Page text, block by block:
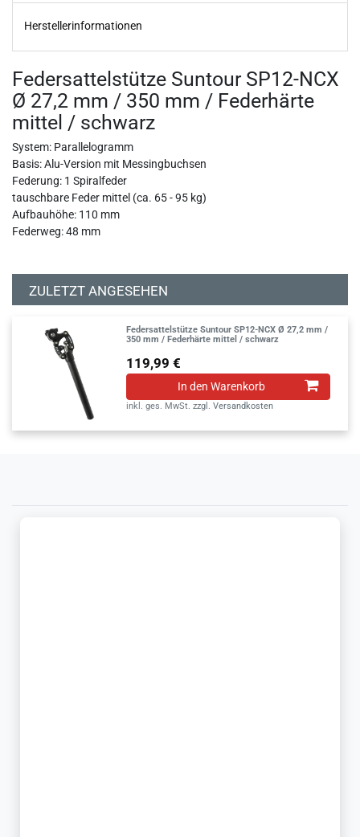
Herstellerinformationen
Federsattelstütze Suntour SP12-NCX
Ø 27,2 mm / 350 mm / Federhärte
mittel / schwarz
System: Parallelogramm
Basis: Alu-Version mit Messingbuchsen
Federung: 1 Spiralfeder
tauschbare Feder mittel (ca. 65 - 95 kg)
Aufbauhöhe: 110 mm
Federweg: 48 mm
ZULETZT ANGESEHEN
Federsattelstütze Suntour SP12-NCX Ø 27,2 mm /
350 mm / Federhärte mittel / schwarz
119,99 €
In den Warenkorb
inkl. ges. MwSt. zzgl.Versandkosten